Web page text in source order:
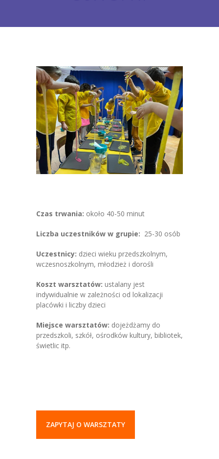
Czas trwania: około 40-50 minut
Liczba uczestników w grupie: 25-30 osób
Uczestnicy: dzieci wieku przedszkolnym,
wczesnoszkolnym, młodzież i dorośli
Koszt warsztatów: ustalany jest
indywidualnie w zależności od lokalizacji
placówki i liczby dzieci
Miejsce warsztatów: dojeżdżamy do
przedszkoli, szkół, ośrodków kultury, bibliotek,
świetlic itp.
ZAPYTAJ O WARSZTATY